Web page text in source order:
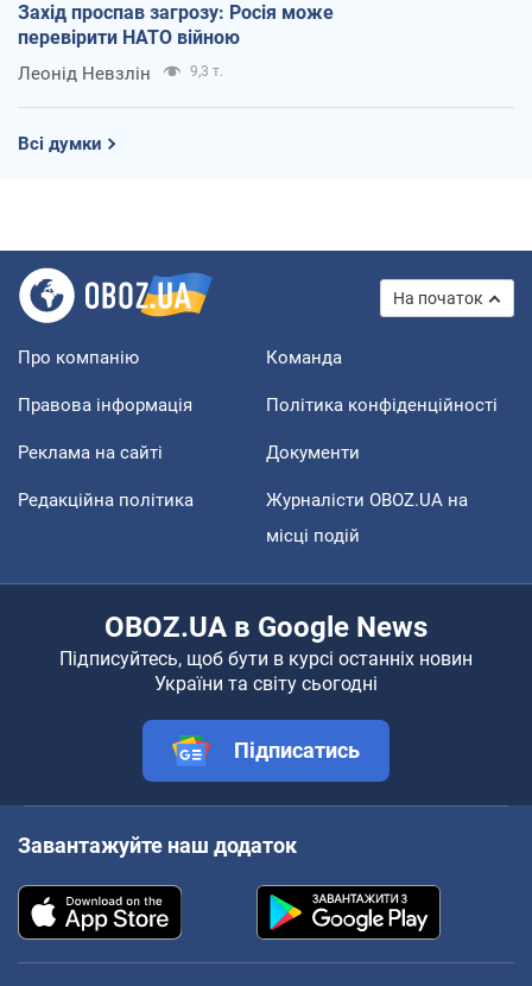
Захід проспав загрозу: Росія може
перевірити НАТО війною
Леонід Невзлін 9,3 т.
Всі думки
На початок
Про компанію Команда
Правова інформація Політика конфіденційності
Реклама на сайті Документи
Редакційна політика
Журналісти OBOZ.UA на
місці подій
OBOZ.UA в Google News
Підписуйтесь, щоб бути в курсі останніх новин
України та світу сьогодні
Підписатись
Завантажуйте наш додаток